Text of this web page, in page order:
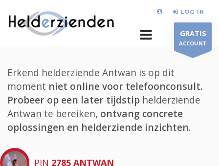
LOG IN
GRATIS
ACCOUNT
Erkend helderziende Antwan is op dit
moment niet online voor telefoonconsult.
Probeer op een later tijdstip helderziende
Antwan te bereiken, ontvang concrete
oplossingen en helderziende inzichten.
PIN 2785 ANTWAN